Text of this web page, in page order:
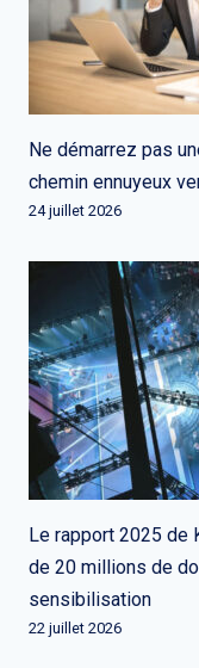
Ne démarrez pas
chemin ennuyeux
24 juillet 2026
Le rapport 2025 de
de 20 millions de
sensibilisation
22 juillet 2026